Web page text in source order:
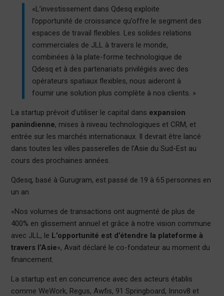
«L’investissement dans Qdesq exploite
l’opportunité de croissance qu’offre le segment des
espaces de travail flexibles. Les solides relations
commerciales de JLL à travers le monde,
combinées à la plate-forme technologique de
Qdesq et à des partenariats privilégiés avec des
opérateurs spatiaux flexibles, nous aideront à
fournir une solution plus complète à nos clients. »
La startup prévoit d’utiliser le capital dans expansion
panindienne, mises à niveau technologiques et CRM, et
entrée sur les marchés internationaux. Il devrait être lancé
dans toutes les villes passerelles de l’Asie du Sud-Est au
cours des prochaines années.
Qdesq, basé à Gurugram, est passé de 19 à 65 personnes en
un an
«Nos volumes de transactions ont augmenté de plus de
400% en glissement annuel et grâce à notre vision commune
avec JLL, le L’opportunité est d’étendre la plateforme à
travers l’Asie», Avait déclaré le co-fondateur au moment du
financement.
La startup est en concurrence avec des acteurs établis
comme WeWork, Regus, Awfis, 91 Springboard, Innov8 et